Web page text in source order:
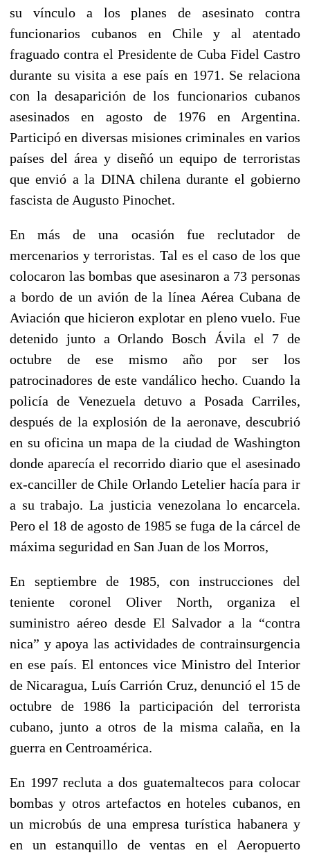
su vínculo a los planes de asesinato contra
funcionarios cubanos en Chile y al atentado
fraguado contra el Presidente de Cuba Fidel Castro
durante su visita a ese país en 1971. Se relaciona
con la desaparición de los funcionarios cubanos
asesinados en agosto de 1976 en Argentina.
Participó en diversas misiones criminales en varios
países del área y diseñó un equipo de terroristas
que envió a la DINA chilena durante el gobierno
fascista de Augusto Pinochet.
En más de una ocasión fue reclutador de
mercenarios y terroristas. Tal es el caso de los que
colocaron las bombas que asesinaron a 73 personas
a bordo de un avión de la línea Aérea Cubana de
Aviación que hicieron explotar en pleno vuelo. Fue
detenido junto a Orlando Bosch Ávila el 7 de
octubre de ese mismo año por ser los
patrocinadores de este vandálico hecho. Cuando la
policía de Venezuela detuvo a Posada Carriles,
después de la explosión de la aeronave, descubrió
en su oficina un mapa de la ciudad de Washington
donde aparecía el recorrido diario que el asesinado
ex-canciller de Chile Orlando Letelier hacía para ir
a su trabajo. La justicia venezolana lo encarcela.
Pero el 18 de agosto de 1985 se fuga de la cárcel de
máxima seguridad en San Juan de los Morros,
En septiembre de 1985, con instrucciones del
teniente coronel Oliver North, organiza el
suministro aéreo desde El Salvador a la “contra
nica” y apoya las actividades de contrainsurgencia
en ese país. El entonces vice Ministro del Interior
de Nicaragua, Luís Carrión Cruz, denunció el 15 de
octubre de 1986 la participación del terrorista
cubano, junto a otros de la misma calaña, en la
guerra en Centroamérica.
En 1997 recluta a dos guatemaltecos para colocar
bombas y otros artefactos en hoteles cubanos, en
un microbús de una empresa turística habanera y
en un estanquillo de ventas en el Aeropuerto